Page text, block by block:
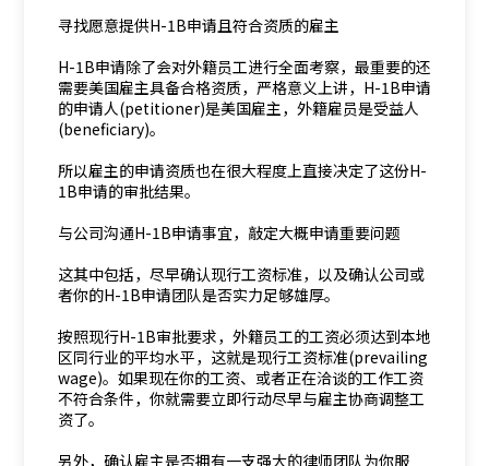
寻找愿意提供H-1B申请且符合资质的雇主
H-1B申请除了会对外籍员工进行全面考察，最重要的还
需要美国雇主具备合格资质，严格意义上讲，H-1B申请
的申请人(petitioner)是美国雇主，外籍雇员是受益人
(beneficiary)。
所以雇主的申请资质也在很大程度上直接决定了这份H-
1B申请的审批结果。
与公司沟通H-1B申请事宜，敲定大概申请重要问题
这其中包括，尽早确认现行工资标准，以及确认公司或
者你的H-1B申请团队是否实力足够雄厚。
按照现行H-1B审批要求，外籍员工的工资必须达到本地
区同行业的平均水平，这就是现行工资标准(prevailing
wage)。如果现在你的工资、或者正在洽谈的工作工资
不符合条件，你就需要立即行动尽早与雇主协商调整工
资了。
另外，确认雇主是否拥有一支强大的律师团队为你服